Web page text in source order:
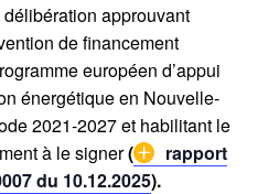
approuvant
de financement
européen d’appui
énergétique en Nouvelle-
2021-2027 et habilitant le
à le signer(
rapport
du 10.12.2025).